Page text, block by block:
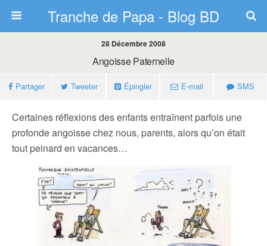
Tranche de Papa - Blog BD
28 Décembre 2008
Angoisse Paternelle
Partager Tweeter Épingler E-mail SMS
Certaines réflexions des enfants entraînent parfois une
profonde angoisse chez nous, parents, alors qu’on était
tout peinard en vacances…